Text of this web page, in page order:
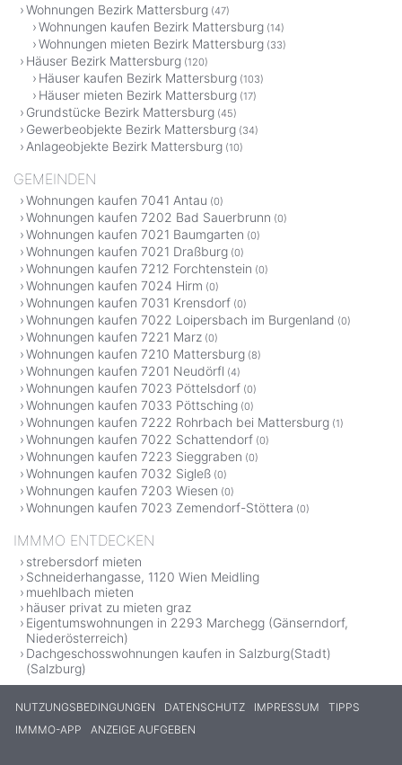
Wohnungen Bezirk Mattersburg (47)
Wohnungen kaufen Bezirk Mattersburg (14)
Wohnungen mieten Bezirk Mattersburg (33)
Häuser Bezirk Mattersburg (120)
Häuser kaufen Bezirk Mattersburg (103)
Häuser mieten Bezirk Mattersburg (17)
Grundstücke Bezirk Mattersburg (45)
Gewerbeobjekte Bezirk Mattersburg (34)
Anlageobjekte Bezirk Mattersburg (10)
GEMEINDEN
Wohnungen kaufen 7041 Antau (0)
Wohnungen kaufen 7202 Bad Sauerbrunn (0)
Wohnungen kaufen 7021 Baumgarten (0)
Wohnungen kaufen 7021 Draßburg (0)
Wohnungen kaufen 7212 Forchtenstein (0)
Wohnungen kaufen 7024 Hirm (0)
Wohnungen kaufen 7031 Krensdorf (0)
Wohnungen kaufen 7022 Loipersbach im Burgenland (0)
Wohnungen kaufen 7221 Marz (0)
Wohnungen kaufen 7210 Mattersburg (8)
Wohnungen kaufen 7201 Neudörfl (4)
Wohnungen kaufen 7023 Pöttelsdorf (0)
Wohnungen kaufen 7033 Pöttsching (0)
Wohnungen kaufen 7222 Rohrbach bei Mattersburg (1)
Wohnungen kaufen 7022 Schattendorf (0)
Wohnungen kaufen 7223 Sieggraben (0)
Wohnungen kaufen 7032 Sigleß (0)
Wohnungen kaufen 7203 Wiesen (0)
Wohnungen kaufen 7023 Zemendorf-Stöttera (0)
IMMMO ENTDECKEN
strebersdorf mieten
Schneiderhangasse, 1120 Wien Meidling
muehlbach mieten
häuser privat zu mieten graz
Eigentumswohnungen in 2293 Marchegg (Gänserndorf,
Niederösterreich)
Dachgeschosswohnungen kaufen in Salzburg(Stadt)
(Salzburg)
NUTZUNGSBEDINGUNGEN DATENSCHUTZ IMPRESSUM
TIPPS
IMMMO-APP
ANZEIGE AUFGEBEN